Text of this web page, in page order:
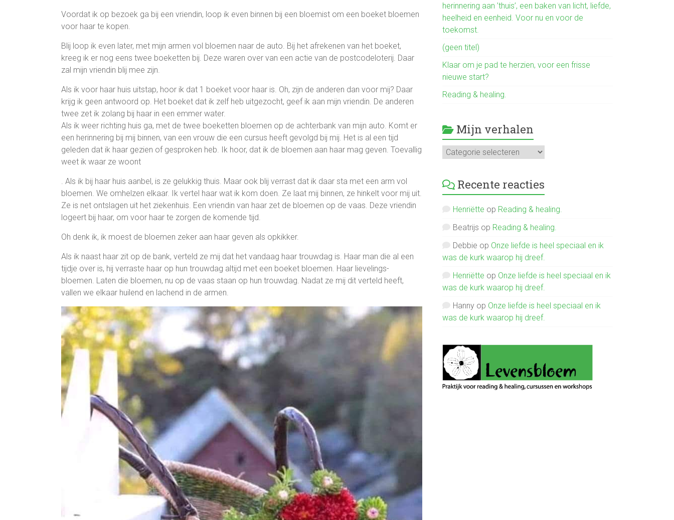
Voordat ik op bezoek ga bij een vriendin, loop ik even binnen bij een bloemist om een boeket bloemen
voor haar te kopen.
Blij loop ik even later, met mijn armen vol bloemen naar de auto. Bij het afrekenen van het boeket,
kreeg ik er nog eens twee boeketten bij. Deze waren over van een actie van de postcodeloterij. Daar
zal mijn vriendin blij mee zijn.
Als ik voor haar huis uitstap, hoor ik dat 1 boeket voor haar is. Oh, zijn de anderen dan voor mij? Daar
krijg ik geen antwoord op. Het boeket dat ik zelf heb uitgezocht, geef ik aan mijn vriendin. De anderen
twee zet ik zolang bij haar in een emmer water.
Als ik weer richting huis ga, met de twee boeketten bloemen op de achterbank van mijn auto. Komt er
een herinnering bij mij binnen, van een vrouw die een cursus heeft gevolgd bij mij. Het is al een tijd
geleden dat ik haar gezien of gesproken heb. Ik hoor, dat ik de bloemen aan haar mag geven. Toevallig
weet ik waar ze woont
. Als ik bij haar huis aanbel, is ze gelukkig thuis. Maar ook blij verrast dat ik daar sta met een arm vol
bloemen. We omhelzen elkaar. Ik vertel haar wat ik kom doen. Ze laat mij binnen, ze hinkelt voor mij uit.
Ze is net ontslagen uit het ziekenhuis. Een vriendin van haar zet de bloemen op de vaas. Deze vriendin
logeert bij haar, om voor haar te zorgen de komende tijd.
Oh denk ik, ik moest de bloemen zeker aan haar geven als opkikker.
Als ik naast haar zit op de bank, verteld ze mij dat het vandaag haar trouwdag is. Haar man die al een
tijdje over is, hij verraste haar op hun trouwdag altijd met een boeket bloemen. Haar lievelings-
bloemen. Laten die bloemen, nu op de vaas staan op hun trouwdag. Nadat ze mij dit verteld heeft,
vallen we elkaar huilend en lachend in de armen.
herinnering aan ’thuis’, een baken van licht, liefde,
heelheid en eenheid. Voor nu en voor de
toekomst.
(geen titel)
Klaar om je pad te herzien, voor een frisse
nieuwe start?
Reading & healing.
Mijn verhalen
Mijn
verhalen
Recente reacties
Henriëtte op Reading & healing.
Beatrijs op Reading & healing.
Debbie op Onze liefde is heel speciaal en ik
was de kurk waarop hij dreef.
Henriëtte op Onze liefde is heel speciaal en ik
was de kurk waarop hij dreef.
Hanny op Onze liefde is heel speciaal en ik
was de kurk waarop hij dreef.